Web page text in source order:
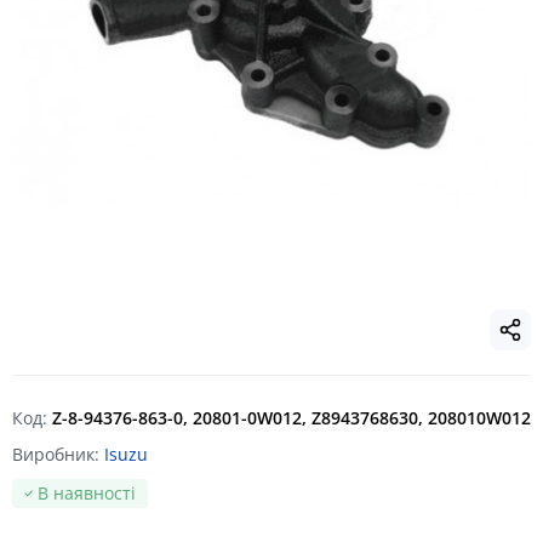
Код: Z-8-94376-863-0, 20801-0W012, Z8943768630, 208010W012
Виробник: Isuzu
В наявності